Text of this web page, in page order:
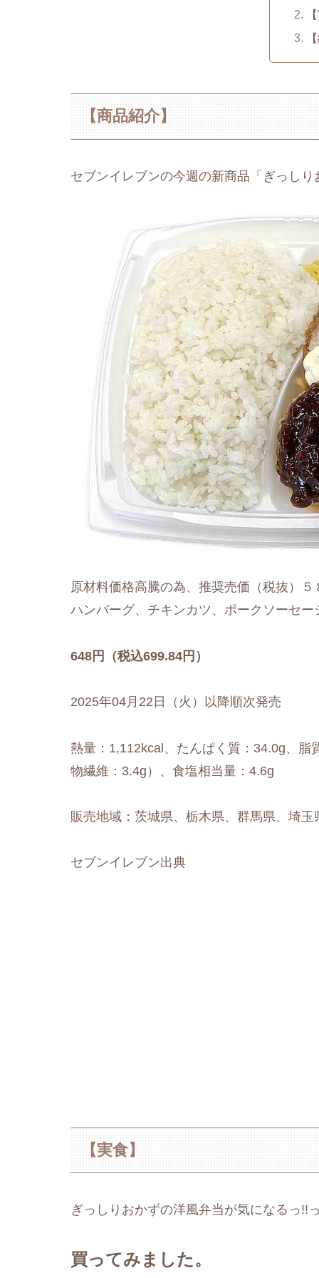
【商品紹介】
セブンイレブンの今週の新商品「ぎっし
原材料価格高騰の為、推奨売価（税抜）
ハンバーグ、チキンカツ、ポークソーセ
648円（税込699.84円）
2025年04月22日（火）以降順次発売
熱量：1,112kcal、たんぱく質：34.0g、
物繊維：3.4g）、食塩相当量：4.6g
販売地域：茨城県、栃木県、群馬県、埼玉
セブンイレブン出典
【実食】
ぎっしりおかずの洋風弁当が気になるっ!!
買ってみました。